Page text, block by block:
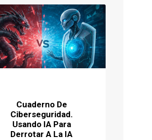
Cuaderno De
Ciberseguridad.
Usando IA Para
Derrotar A La IA